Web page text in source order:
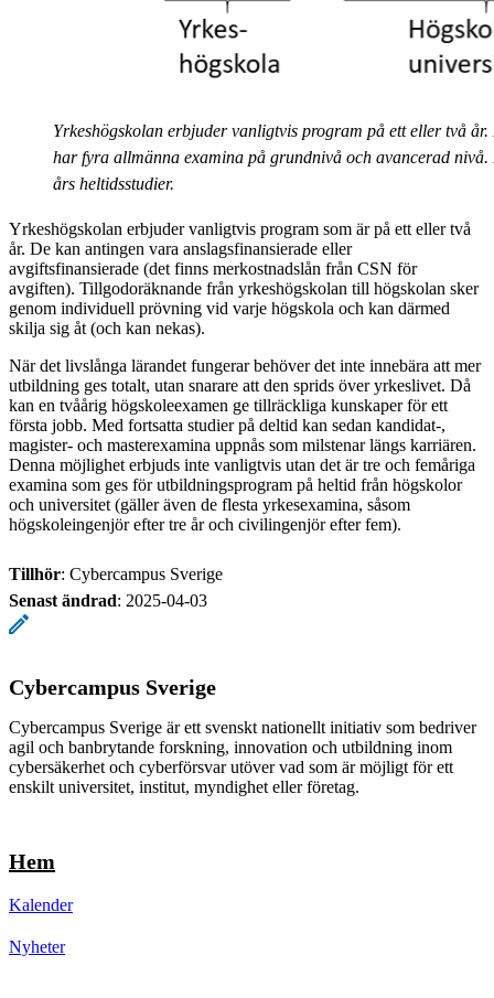
Yrkeshögskolan erbjuder vanligtvis program på ett eller två
har fyra allmänna examina på grundnivå och avancerad
års heltidsstudier.
Yrkeshögskolan erbjuder vanligtvis program som är på ett eller två
år. De kan antingen vara anslagsfinansierade eller
avgiftsfinansierade (det finns merkostnadslån från CSN för
avgiften). Tillgodoräknande från yrkeshögskolan till högskolan sker
genom individuell prövning vid varje högskola och kan därmed
skilja sig åt (och kan nekas).
När det livslånga lärandet fungerar behöver det inte innebära att mer
utbildning ges totalt, utan snarare att den sprids över yrkeslivet. Då
kan en tvåårig högskoleexamen ge tillräckliga kunskaper för ett
första jobb. Med fortsatta studier på deltid kan sedan kandidat-,
magister- och masterexamina uppnås som milstenar längs karriären.
Denna möjlighet erbjuds inte vanligtvis utan det är tre och femåriga
examina som ges för utbildningsprogram på heltid från högskolor
och universitet (gäller även de flesta yrkesexamina, såsom
högskoleingenjör efter tre år och civilingenjör efter fem).
Tillhör: Cybercampus Sverige
Senast ändrad: 2025-04-03
Cybercampus Sverige
Cybercampus Sverige är ett svenskt nationellt initiativ som bedriver
agil och banbrytande forskning, innovation och utbildning inom
cybersäkerhet och cyberförsvar utöver vad som är möjligt för ett
enskilt universitet, institut, myndighet eller företag.
Hem
Kalender
Nyheter